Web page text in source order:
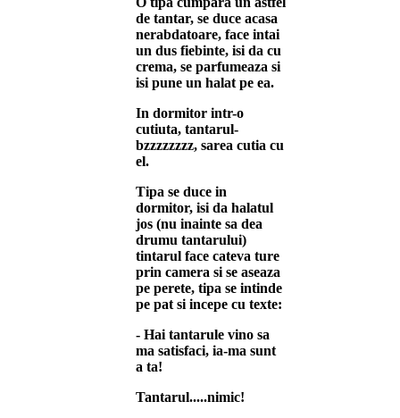
de tantar, se duce acasa
nerabdatoare, face intai
un dus fiebinte, isi da cu
crema, se parfumeaza si
isi pune un halat pe ea.
In dormitor intr-o
cutiuta, tantarul-
bzzzzzzzz, sarea cutia cu
el.
Tipa se duce in
dormitor, isi da halatul
jos (nu inainte sa dea
drumu tantarului)
tintarul face cateva ture
prin camera si se aseaza
pe perete, tipa se intinde
pe pat si incepe cu texte:
- Hai tantarule vino sa
ma satisfaci, ia-ma sunt
a ta!
Tantarul.....nimic!